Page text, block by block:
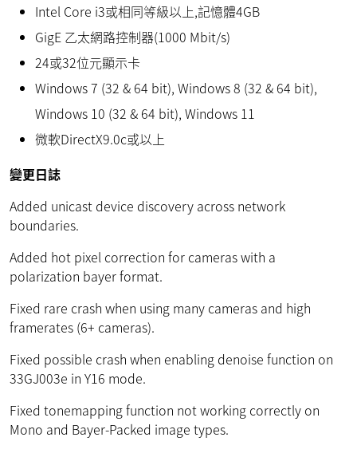
Intel Core i3或相同等級以上,記憶體4GB
GigE 乙太網路控制器(1000 Mbit/s)
24或32位元顯示卡
Windows 7 (32 & 64 bit), Windows 8 (32 & 64 bit),
Windows 10 (32 & 64 bit), Windows 11
微軟DirectX9.0c或以上
變更日誌
Added unicast device discovery across network
boundaries.
Added hot pixel correction for cameras with a
polarization bayer format.
Fixed rare crash when using many cameras and high
framerates (6+ cameras).
Fixed possible crash when enabling denoise function on
33GJ003e in Y16 mode.
Fixed tonemapping function not working correctly on
Mono and Bayer-Packed image types.